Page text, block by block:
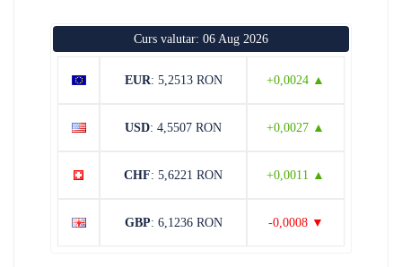
Curs valutar: 06 Aug 2026
EUR: 5,2513 RON +0,0024 ▲
USD: 4,5507 RON +0,0027 ▲
CHF: 5,6221 RON +0,0011 ▲
GBP: 6,1236 RON -0,0008 ▼